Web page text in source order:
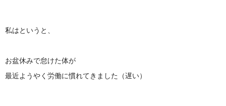
私はというと、
お盆休みで怠けた体が
最近ようやく労働に慣れてきました（遅い）